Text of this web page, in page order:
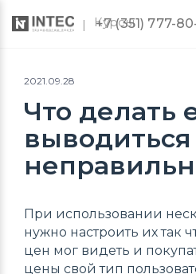
Курсы
+7 (351) 777-
2021.09.28
Что делать
При использовании
нужно настроить их так
цен мог видеть и
цены свой тип